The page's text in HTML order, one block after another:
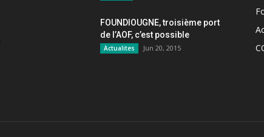
FOUNDIOUGNE, troisième port
de l’AOF, c’est possible
Actualites Jun 20, 2015